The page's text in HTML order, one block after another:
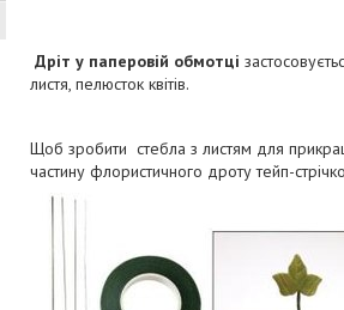
Дріт у паперовій обмотці
листя, пелюсток квітів.
Щоб зробити стебла з листям для
частину флористичного дроту тейп-